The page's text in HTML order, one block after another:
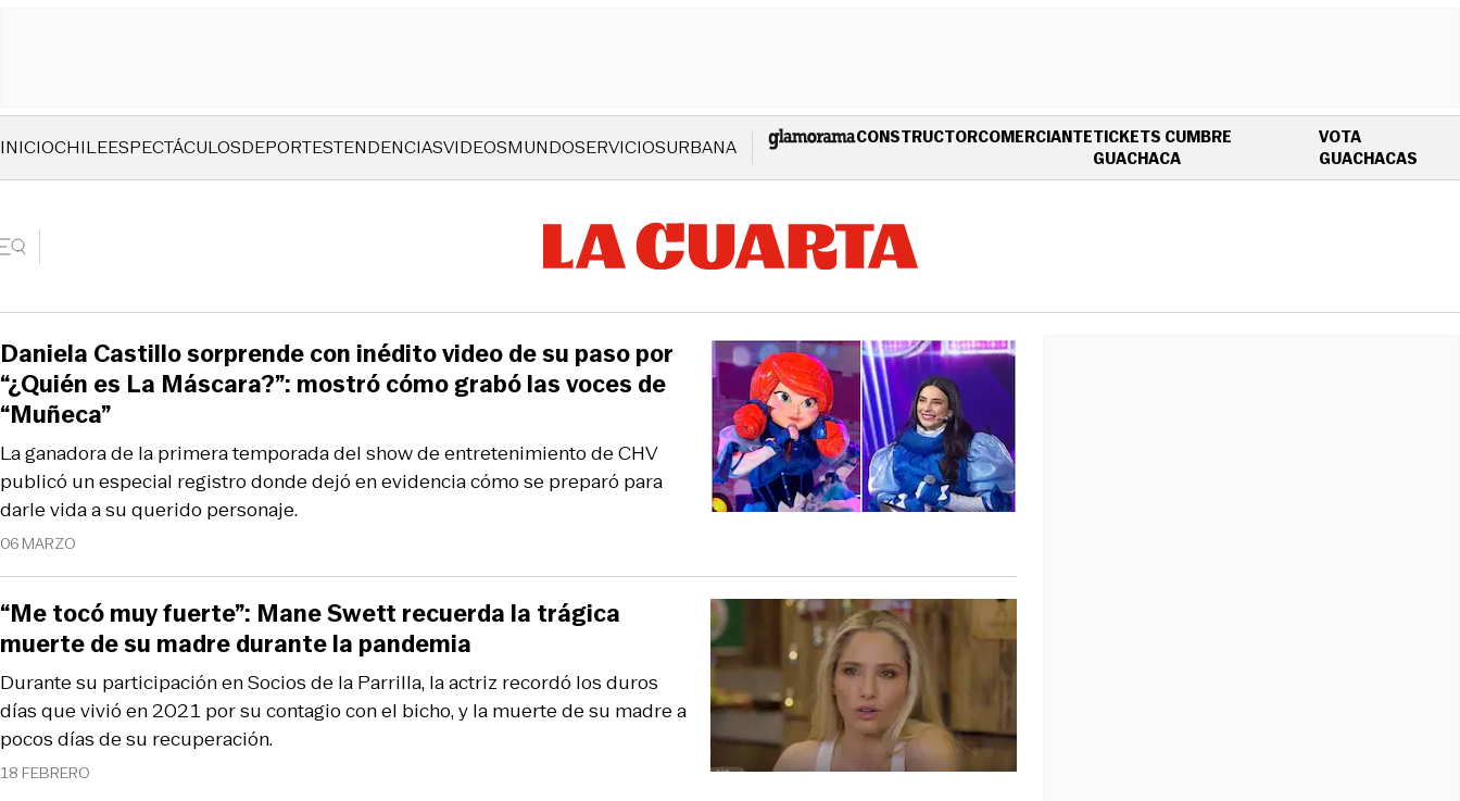
INICIOCHILEESPECTÁCULOSDEPORTESTENDENCIASVIDEOSMUNDOSERVICIOSURBANA CONSTRUCTORCOMERCIANTETICKETS CUMBRE
GUACHACAOPENS IN NEW WINDOW
VOTA
GUACHACAS
06 MARZO
La ganadora de la primera temporada del show de entretenimiento de CHV
publicó un especial registro donde dejó en evidencia cómo se preparó para
darle vida a su querido personaje.
Daniela Castillo sorprende con inédito video de su paso por
“¿Quién es La Máscara?”: mostró cómo grabó las voces de
“Muñeca”
18 FEBRERO
Durante su participación en Socios de la Parrilla, la actriz recordó los duros
días que vivió en 2021 por su contagio con el bicho, y la muerte de su madre a
pocos días de su recuperación.
“Me tocó muy fuerte”: Mane Swett recuerda la trágica
muerte de su madre durante la pandemia